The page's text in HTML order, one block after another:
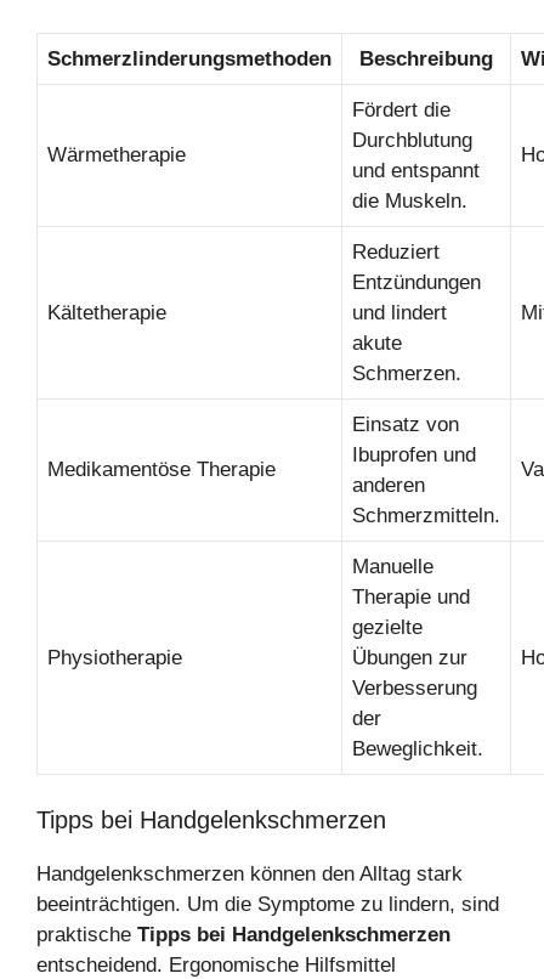
Schmerzlinderungsmethoden Beschreibung
Wärmetherapie
Fördert die
Durchblutung
und entspannt
die Muskeln.
Kältetherapie
Reduziert
Entzündungen
und lindert
akute
Schmerzen.
Medikamentöse Therapie
Einsatz von
Ibuprofen und
anderen
Schmerzmitteln.
Physiotherapie
Manuelle
Therapie und
gezielte
Übungen zur
Verbesserung
der
Beweglichkeit.
Tipps bei Handgelenkschmerzen
Handgelenkschmerzen können den Alltag stark
beeinträchtigen. Um die Symptome zu lindern, sind
praktische Tipps bei Handgelenkschmerzen
entscheidend. Ergonomische Hilfsmittel